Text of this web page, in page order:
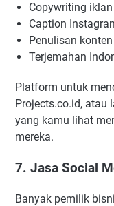
Copywriting
Caption
Penulisan
Terjemahan
Platform untuk
Projects.co.id, atau
yang kamu lihat
mereka.
7. Jasa Social
Banyak pemilik